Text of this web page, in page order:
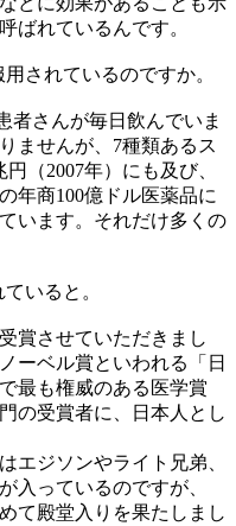
ばれているんです。
されているのですか。
者さんが毎日飲んでいま
ませんが、7種類あるス
（2007年）にも及び、
年商100億ドル医薬品に
います。それだけ多くの
いると。
賞させていただきまし
ーベル賞といわれる「日
最も権威のある医学賞
の受賞者に、日本人とし
エジソンやライト兄弟、
入っているのですが、
て殿堂入りを果たしまし